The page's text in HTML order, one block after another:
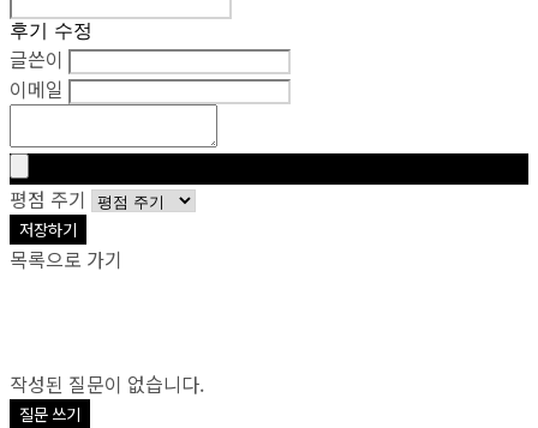
후기 수정
글쓴이
이메일
평점 주기
저장하기
목록으로 가기
작성된 질문이 없습니다.
질문 쓰기